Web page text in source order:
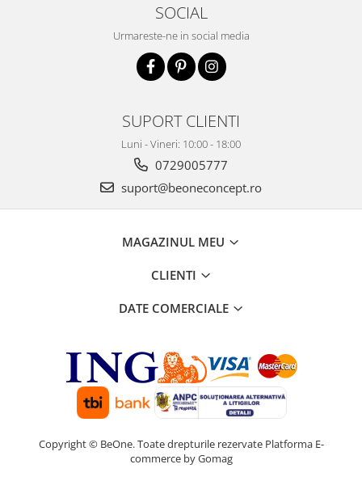
SOCIAL
Urmareste-ne in social media
SUPORT CLIENTI
Luni - Vineri: 10:00 - 18:00
0729005777
suport@beoneconcept.ro
MAGAZINUL MEU
CLIENTI
DATE COMERCIALE
Copyright © BeOne. Toate drepturile rezervate Platforma E-
commerce by Gomag